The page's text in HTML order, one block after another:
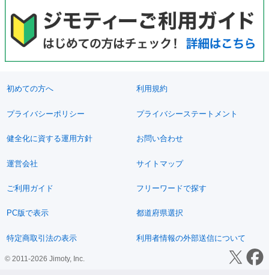
初めての方へ 利用規約
プライバシーポリシー プライバシーステートメント
健全化に資する運用方針 お問い合わせ
運営会社 サイトマップ
ご利用ガイド フリーワードで探す
PC版で表示 都道府県選択
特定商取引法の表示 利用者情報の外部送信について
© 2011-2026 Jimoty, Inc.